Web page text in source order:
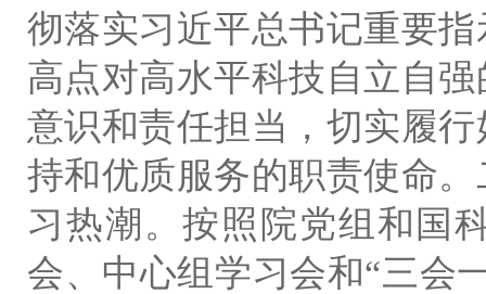
彻落实习近平总书记重要
高点对高水平科技自立自
意识和责任担当，切实履
持和优质服务的职责使命
习热潮。按照院党组和国
会、中心组学习会和“三会